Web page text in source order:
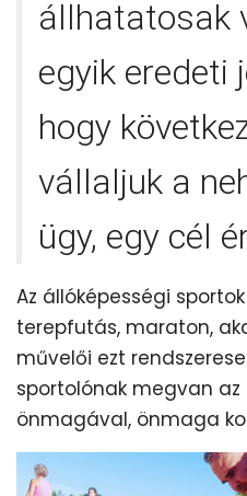
állhatatosak
egyik eredeti
hogy
vállaljuk a
ügy, egy cél
Az állóképességi
terepfutás, maraton,
művelői ezt
sportolónak megvan az
önmagával, önmaga